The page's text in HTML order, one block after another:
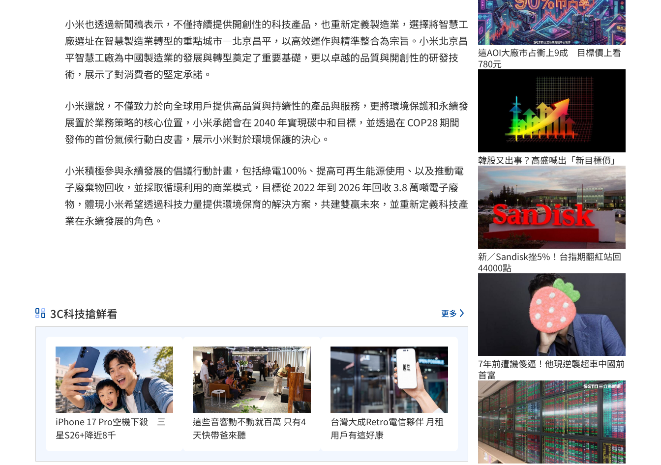
小米也透過新聞稿表示，不僅持續提供開創性的科技產品，也重新定義製造業，選擇將智慧工
廠選址在智慧製造業轉型的重點城市—北京昌平，以高效運作與精準整合為宗旨。 小米北京昌
平智慧工廠為中國製造業的發展與轉型奠定了重要基礎，更以卓越的品質與開創性的研發技
術，展示了對消費者的堅定承諾。
小米還說，不僅致力於向全球用戶提供高品質與持續性的產品與服務，更將環境保護和永續發
展置於業務策略的核心位置，小米承諾會在 2040 年實現碳中和目標，並透過在 COP28 期間
發佈的首份氣候行動白皮書，展示小米對於環境保護的決心。
小米積極參與永續發展的倡議行動計畫，包括綠電100%、提高可再生能源使用、以及推動電
子廢棄物回收，並採取循環利用的商業模式，目標從 2022 年到 2026 年回收 3.8 萬噸電子廢
物，體現小米希望透過科技力量提供環境保育的解決方案，共建雙贏未來，並重新定義科技產
業在永續發展的角色。
3C科技搶鮮看 更多
iPhone 17 Pro空機下殺　三
星S26+降近8千
這些音響動不動就百萬 只有4
天快帶爸來聽
台灣大成Retro電信夥伴 月租
用戶有這好康
這AOI大廠市占衝上9成　目標價上看
780元
韓股又出事？高盛喊出「新目標價」
新／Sandisk挫5%！台指期翻紅站回
44000點
7年前遭譏傻逼！他現逆襲超車中國前
首富